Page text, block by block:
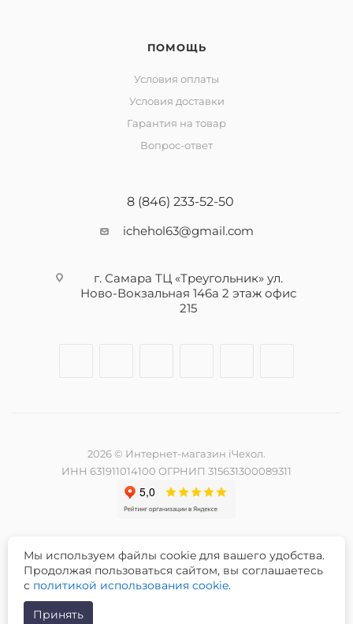
ПОМОЩЬ
Условия оплаты
Условия доставки
Гарантия на товар
Вопрос-ответ
8 (846) 233-52-50
ichehol63@gmail.com
г. Самара ТЦ «Треугольник» ул.
Ново-Вокзальная 146а 2 этаж офис
215
2026 © Интернет-магазин iЧехол.
ИНН 631911014100 ОГРНИП 315631300089311
Разработка и продвижение сайта -
Мы используем файлы cookie для вашего удобства.
Продолжая пользоваться сайтом, вы соглашаетесь
с политикой использования cookie.
Принять